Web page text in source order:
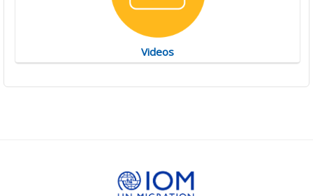
Videos